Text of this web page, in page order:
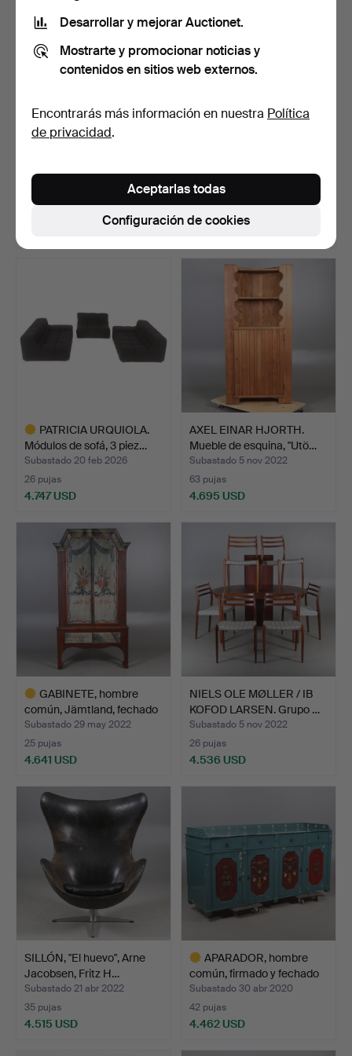
común, Jämtland, fechado
…Subastado 24 may 2020
sillones LC2, Cass…
Subastado 5 nov 2022
18 pujas
PATRICIA URQUIOLA.
Módulos de sofá, 3 piez…
Subastado 20 feb 2026
26 pujas
4.747 USD
seleccionado
AXEL EINAR HJORTH.
Mueble de esquina, "Utö…
Subastado 5 nov 2022
63 pujas
4.695 USD
GABINETE, hombre
común, Jämtland, fechado
…
Subastado 29 may 2022
25 pujas
4.641 USD
seleccionado
NIELS OLE MØLLER / IB
KOFOD LARSEN. Grupo …
Subastado 5 nov 2022
26 pujas
4.536 USD
SILLÓN, "El huevo", Arne
Jacobsen, Fritz H…
Subastado 21 abr 2022
35 pujas
4.515 USD
APARADOR, hombre
común, firmado y fechado
…
Subastado 30 abr 2020
42 pujas
4.462 USD
Desarrollar y mejorar Auctionet.
Mostrarte y promocionar noticias y
contenidos en sitios web externos.
Encontrarás más información en nuestra Política
de privacidad.
Configuración de cookies
Aceptarlas todas